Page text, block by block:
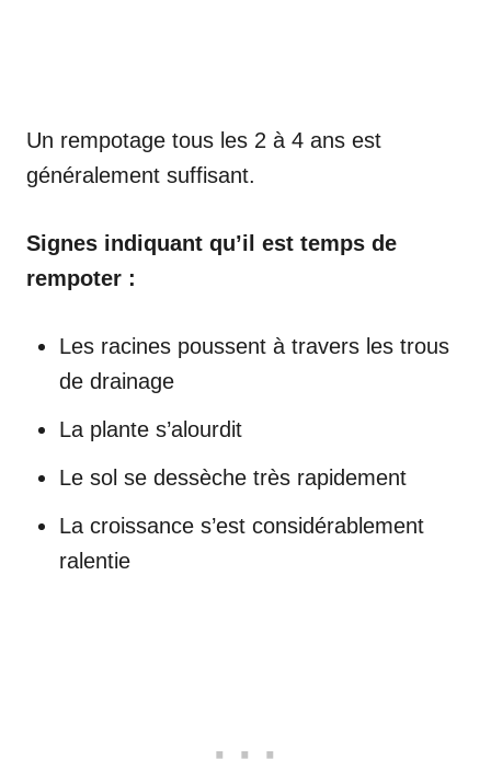
Un rempotage tous les 2 à 4 ans est
généralement suffisant.
Signes indiquant qu’il est temps de
rempoter :
Les racines poussent à travers les trous
de drainage
La plante s’alourdit
Le sol se dessèche très rapidement
La croissance s’est considérablement
ralentie